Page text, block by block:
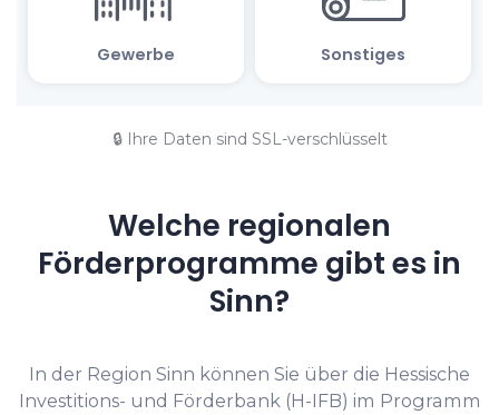
🔒 Ihre Daten sind SSL-verschlüsselt
Welche regionalen
Förderprogramme gibt es in
Sinn?
In der Region Sinn können Sie über die Hessische
Investitions- und Förderbank (H-IFB) im Programm